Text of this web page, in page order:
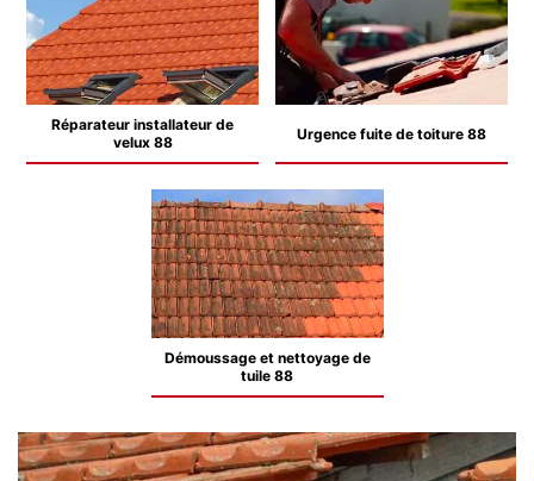
Réparateur installateur de
velux 88
Urgence fuite de toiture 88
Démoussage et nettoyage de
tuile 88